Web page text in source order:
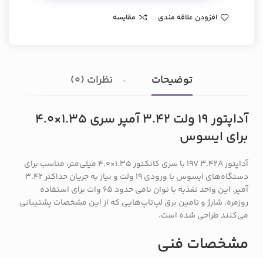
افزودن علاقه مندی مقایسه
توضیحات نظرات (0)
آداپتور 19 ولت 3.42 آمپر سری 1.35×4.0
برای ایسوس
آداپتور 19V 3.42A با سری کانکتور 1.35×4.0 میلی‌متر، مناسب برای
دستگاه‌های ایسوس با ورودی 19 ولت و نیاز به جریان حداکثر 3.42
آمپر. این واحد تغذیه با توان نامی حدود 65 وات برای استفاده
روزمره، شارژ و تامین برق لپ‌تاپ‌هایی که از این مشخصات پشتیبانی
می‌کنند طراحی شده است.
مشخصات فنی